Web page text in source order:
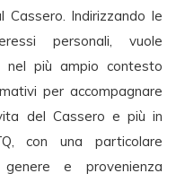
Indirizzando le
personali, vuole
nel più ampio contesto
per accompagnare
del Cassero e più in
con una particolare
e provenienza